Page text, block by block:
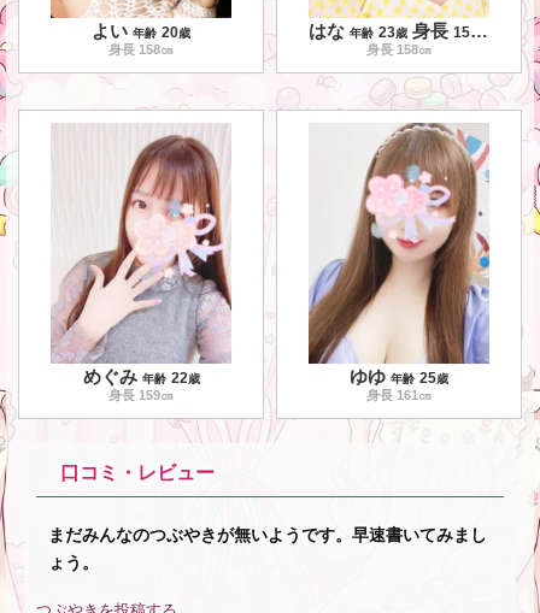
よい 年齢 20歳
身長 158㎝
はな 年齢 23歳 身長 158 ㎝
身長 158㎝
めぐみ 年齢 22歳
身長 159㎝
ゆゆ 年齢 25歳
身長 161 ㎝
口コミ・レビュー
まだみんなのつぶやきが無いようです。早速書いてみまし
ょう。